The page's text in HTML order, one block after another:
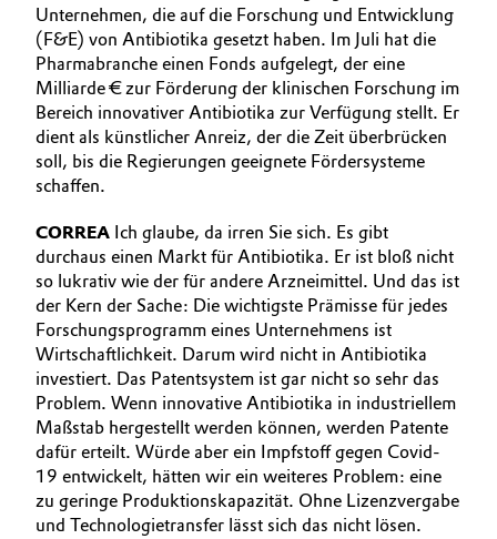
Unternehmen, die auf die Forschung und Entwicklung
(F&E) von Antibiotika gesetzt haben. Im Juli hat die
Pharmabranche einen Fonds aufgelegt, der eine
Milliarde € zur Förderung der klinischen Forschung im
Bereich innovativer Antibiotika zur Verfügung stellt. Er
dient als künstlicher Anreiz, der die Zeit überbrücken
soll, bis die Regierungen geeignete Fördersysteme
schaffen.
CORREA Ich glaube, da irren Sie sich. Es gibt
durchaus einen Markt für Antibiotika. Er ist bloß nicht
so lukrativ wie der für andere Arzneimittel. Und das ist
der Kern der Sache: Die wichtigste Prämisse für jedes
Forschungsprogramm eines Unternehmens ist
Wirtschaftlichkeit. Darum wird nicht in Antibiotika
investiert. Das Patentsystem ist gar nicht so sehr das
Problem. Wenn innovative Antibiotika in industriellem
Maßstab hergestellt werden können, werden Patente
dafür erteilt. Würde aber ein Impfstoff gegen Covid-
19 entwickelt, hätten wir ein weiteres Problem: eine
zu geringe Produktionskapazität. Ohne Lizenzvergabe
und Technologietransfer lässt sich das nicht lösen.